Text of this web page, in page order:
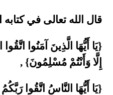
قال الله تعالى في كتابه
{يَا أَيُّهَا الَّذِينَ آمَنُوا
إِلَّا وَأَنْتُمْ مُسْلِمُونَ} ,
{يَا أَيُّهَا النَّاسُ اتَّقُوا